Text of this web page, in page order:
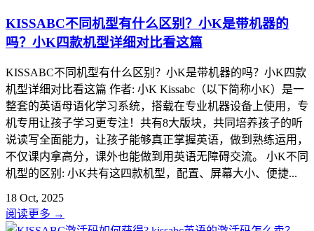
KISSABC不同机型有什么区别？小K是带机器的
吗？小K四款机型详细对比看这篇
KISSABC不同机型有什么区别？小K是带机器的吗？小K四款
机型详细对比看这篇 作者: 小K Kissabc（以下简称小K）是一
整套的英语母语化学习系统，搭载在专业机器设备上使用，专
机专用让孩子学习更专注！共有8大版块，共同培养孩子的听
说读写全面能力，让孩子能够真正掌握英语，做到熟练运用，
不仅课内拿高分，课外也能做到用英语无障碍交流。 小K不同
机型的区别: 小K共有这四款机型，配置、屏幕大小、便捷...
18 Oct, 2025
阅读更多 →